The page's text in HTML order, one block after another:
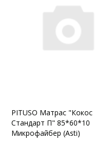
PITUSO Матрас "Кокос
Стандарт П" 85*60*10
Микрофайбер (Asti)